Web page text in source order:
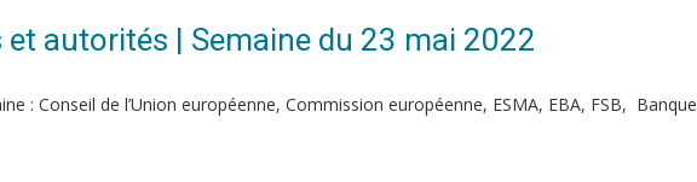
autorités | Semaine du 23 mai 2022
: Conseil de l’Union européenne, Commission européenne, ESMA, EBA, FSB, Banque